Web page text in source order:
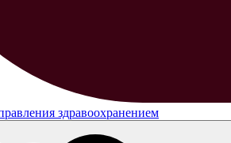
здравоохранением